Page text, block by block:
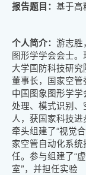
报告题目： 基于高
个人简介： 游志胜
图形学学会会士
大学国防科技研
董事长，国家空管
中国图象图形学学
处理、模式识别
人， 获国家科技进
牵头组建了“视觉
家空管自动化系统
任。参与组建了“
室”，并担任实验